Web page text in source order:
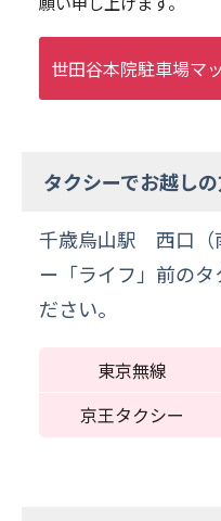
世田谷本院駐車場マ
タクシーでお越し
千歳烏山駅 西口（
ー「ライフ」前の
ださい。
東京無線
京王タクシー